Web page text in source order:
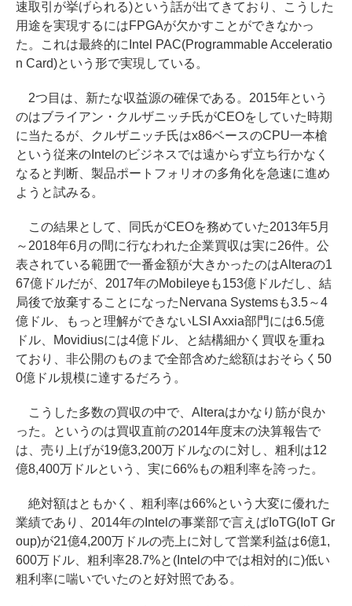
速取引が挙げられる)という話が出てきており、こうした
用途を実現するにはFPGAが欠かすことができなかっ
た。これは最終的にIntel PAC(Programmable Acceleratio
n Card)という形で実現している。
2つ目は、新たな収益源の確保である。2015年という
のはブライアン・クルザニッチ氏がCEOをしていた時期
に当たるが、クルザニッチ氏はx86ベースのCPU一本槍
という従来のIntelのビジネスでは遠からず立ち行かなく
なると判断、製品ポートフォリオの多角化を急速に進め
ようと試みる。
この結果として、同氏がCEOを務めていた2013年5月
～2018年6月の間に行なわれた企業買収は実に26件。公
表されている範囲で一番金額が大きかったのはAlteraの1
67億ドルだが、2017年のMobileyeも153億ドルだし、結
局後で放棄することになったNervana Systemsも3.5～4
億ドル、もっと理解ができないLSI Axxia部門には6.5億
ドル、Movidiusには4億ドル、と結構細かく買収を重ね
ており、非公開のものまで全部含めた総額はおそらく50
0億ドル規模に達するだろう。
こうした多数の買収の中で、Alteraはかなり筋が良か
った。というのは買収直前の2014年度末の決算報告で
は、売り上げが19億3,200万ドルなのに対し、粗利は12
億8,400万ドルという、実に66%もの粗利率を誇った。
絶対額はともかく、粗利率は66%という大変に優れた
業績であり、2014年のIntelの事業部で言えばIoTG(IoT Gr
oup)が21億4,200万ドルの売上に対して営業利益は6億1,
600万ドル、粗利率28.7%と(Intelの中では相対的に)低い
粗利率に喘いでいたのと好対照である。